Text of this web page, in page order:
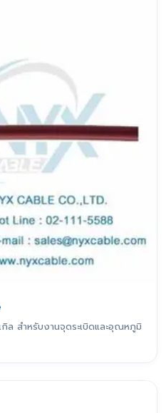
ล สำหรับงานจุดระเบิดและอุณหภูมิ